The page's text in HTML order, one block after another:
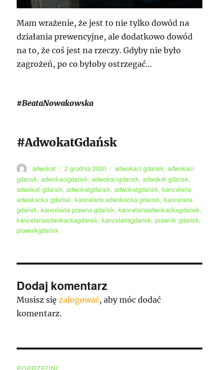
Mam wrażenie, że jest to nie tylko dowód na
działania prewencyjne, ale dodatkowo dowód
na to, że coś jest na rzeczy. Gdyby nie było
zagrożeń, po co byłoby ostrzegać…
#BeataNowakowska
#AdwokatGdańsk
Autor
adwokat
Data
publikacji
2 grudnia 2020 Tagi
adwokaci gdańsk,adwokaci
gdansk,adwokacigdańsk,adwokacigdansk,adwokat gdańsk,
adwokat gdansk,adwokatgdansk,adwokatgdańsk,kancelaria
adwokacka gdańsk,kancelaria adwokacka gdansk,kancelaria
gdańsk,kancelaria prawna gdańsk,kancelariaadwokackagdańsk,
kancelariaadwokackagdansk,kancelariagdansk,prawnik gdańsk,
prawnikgdańsk
Dodaj komentarz
Musisz sięzalogować, aby móc dodać
komentarz.